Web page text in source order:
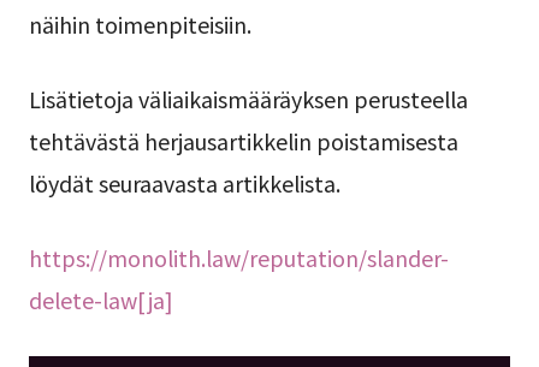
näihin toimenpiteisiin.
Lisätietoja väliaikaismääräyksen perusteella
tehtävästä herjausartikkelin poistamisesta
löydät seuraavasta artikkelista.
https://monolith.law/reputation/slander-
delete-law[ja]